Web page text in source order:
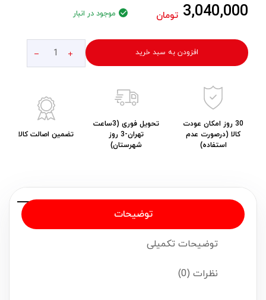
3,040,000 تومان موجود در انبار
افزودن به سبد خرید
30 روز امکان عودت
کالا (درصورت عدم
استفاده)
تحویل فوری (3ساعت
تهران-3 روز
شهرستان)
تضمین اصالت کالا
توضیحات
توضیحات تکمیلی
نظرات (0)